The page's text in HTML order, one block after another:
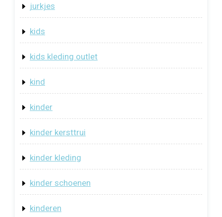
jurkjes
kids
kids kleding outlet
kind
kinder
kinder kersttrui
kinder kleding
kinder schoenen
kinderen